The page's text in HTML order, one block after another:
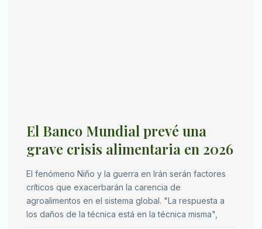
El Banco Mundial prevé una
grave crisis alimentaria en 2026
El fenómeno Niño y la guerra en Irán serán factores
críticos que exacerbarán la carencia de
agroalimentos en el sistema global. "La respuesta a
los daños de la técnica está en la técnica misma",